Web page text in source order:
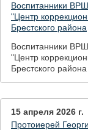
Воспитанники
"Центр
Брестского района
Воспитанники
"Центр
Брестского района
15 апреля 2026 г.
Протоиерей